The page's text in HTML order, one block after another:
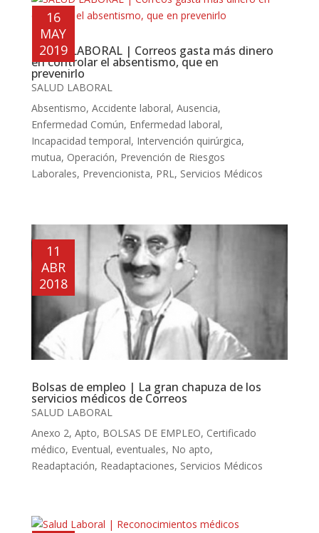
SALUD LABORAL | Correos gasta más dinero
en controlar el absentismo, que en
prevenirlo
16
MAY
2019
SALUD LABORAL
Absentismo, Accidente laboral, Ausencia,
Enfermedad Común, Enfermedad laboral,
Incapacidad temporal, Intervención quirúrgica,
mutua, Operación, Prevención de Riesgos
Laborales, Prevencionista, PRL, Servicios Médicos
Bolsas de empleo | La gran chapuza de los
servicios médicos de Correos
11
ABR
2018
SALUD LABORAL
Anexo 2, Apto, BOLSAS DE EMPLEO, Certificado
médico, Eventual, eventuales, No apto,
Readaptación, Readaptaciones, Servicios Médicos